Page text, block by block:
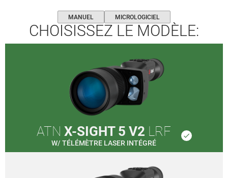
MANUEL MICROLOGICIEL
CHOISISSEZ LE MODÈLE:
ATN X-SIGHT 5 V2 LRF
W/ TÉLÉMÈTRE LASER INTÉGRÉ
done